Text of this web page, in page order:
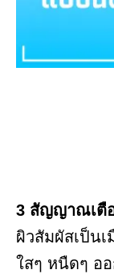
3 สัญญาณเตื
ผิวสัมผัสเป็น
ใสๆ หนืดๆ อ